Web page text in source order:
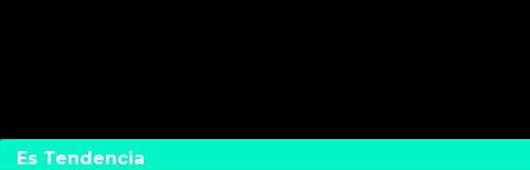
Es Tendencia